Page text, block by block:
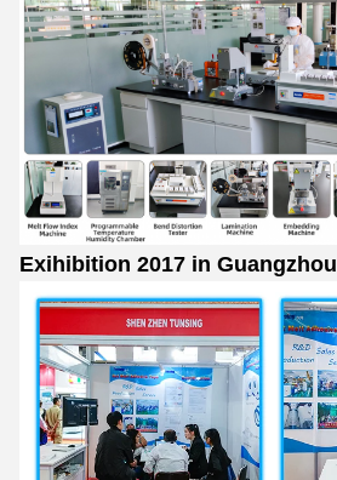
Exihibition 2017 in Guangzhou